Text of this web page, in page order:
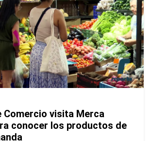
Comercio visita Merca
conocer los productos de